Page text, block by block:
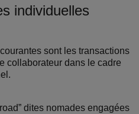
individuelles
sont les transactions
collaborateur dans le cadre
dites nomades engagées